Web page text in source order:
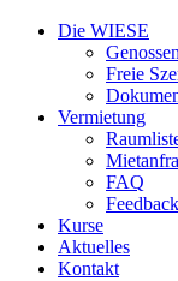
Close
Die WIESE
Freie
Vermietung
FAQ
Feedback
Kurse
Aktuelles
Kontakt